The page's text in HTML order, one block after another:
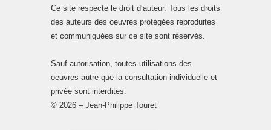
Ce site respecte le droit d‘auteur. Tous les droits
des auteurs des oeuvres protégées reproduites
et communiquées sur ce site sont réservés.
Sauf autorisation, toutes utilisations des
oeuvres autre que la consultation individuelle et
privée sont interdites.
© 2026 – Jean-Philippe Touret